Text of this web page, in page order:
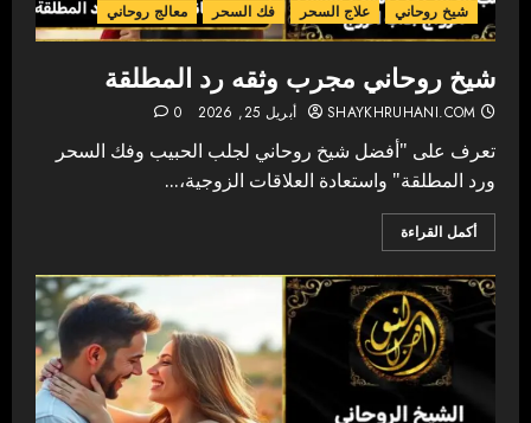
شيخ روحاني
علاج السحر فك السحر معالج روحاني
شيخ روحاني مجرب وثقه رد المطلقة
SHAYKHRUHANI.COM أبريل 25, 2026 0
تعرف على "أفضل شيخ روحاني لجلب الحبيب وفك السحر
ورد المطلقة" واستعادة العلاقات الزوجية،...
أكمل القراءة